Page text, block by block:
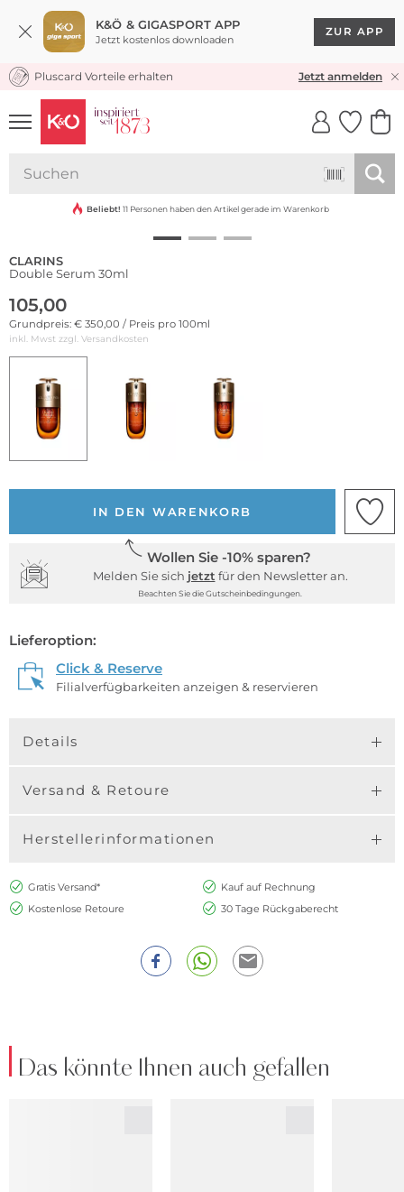
K&Ö & GIGASPORT APP
Jetzt kostenlos downloaden
ZUR APP
KOSTENLOSER VERSAND* & RÜCKVERSAND
Pluscard Vorteile erhalten Jetzt anmelden
UNSERE APP
CLICK &
Beliebt! 11 Personen haben den Artikel gerade im Warenkorb
CLARINS
Double Serum 30ml
105,00
Grundpreis: € 350,00 / Preis pro 100ml
inkl. Mwst zzgl. Versandkosten
IN DEN WARENKORB
Wollen Sie -10% sparen?
Melden Sie sich jetzt für den Newsletter an.
Beachten Sie die Gutscheinbedingungen.
Lieferoption:
Click & Reserve
Filialverfügbarkeiten anzeigen & reservieren
Details
Versand & Retoure
Herstellerinformationen
Gratis Versand*
Kauf auf Rechnung
Kostenlose Retoure
30 Tage Rückgaberecht
Das könnte Ihnen auch gefallen